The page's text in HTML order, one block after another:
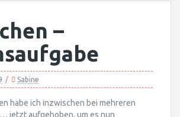
–
Sabine
habe ich inzwischen bei mehreren
jetzt aufgehoben, um es nun